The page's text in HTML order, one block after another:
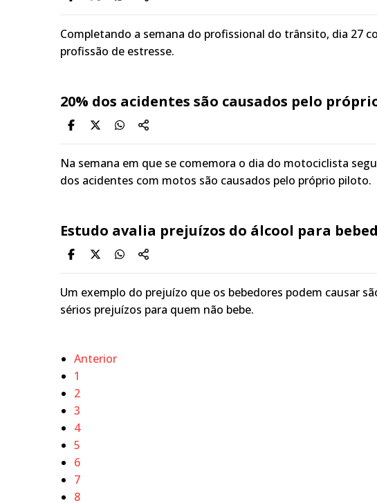
Completando a semana do profissional do trânsito, dia 27
profissão de estresse.
20% dos acidentes são causados pelo
Na semana em que se comemora o dia do motociclista
dos acidentes com motos são causados pelo próprio piloto.
Estudo avalia prejuízos do álcool para
Um exemplo do prejuízo que os bebedores podem causar
sérios prejuízos para quem não bebe.
Anterior
1
2
3
4
5
6
7
8